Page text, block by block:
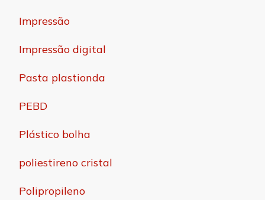
Impressão
Impressão digital
Pasta plastionda
PEBD
Plástico bolha
poliestireno cristal
Polipropileno